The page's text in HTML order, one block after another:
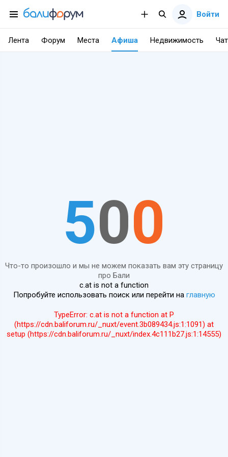
Войти
Лента Форум Места Афиша Недвижимость Чат
500
Что-то произошло и мы не можем показать вам эту страницу
про Бали
c.at is not a function
Попробуйте использовать поиск или перейти на главную
TypeError: c.at is not a function at P
(https://cdn.baliforum.ru/_nuxt/event.3b089434.js:1:1091) at
setup (https://cdn.baliforum.ru/_nuxt/index.4c111b27.js:1:14555)